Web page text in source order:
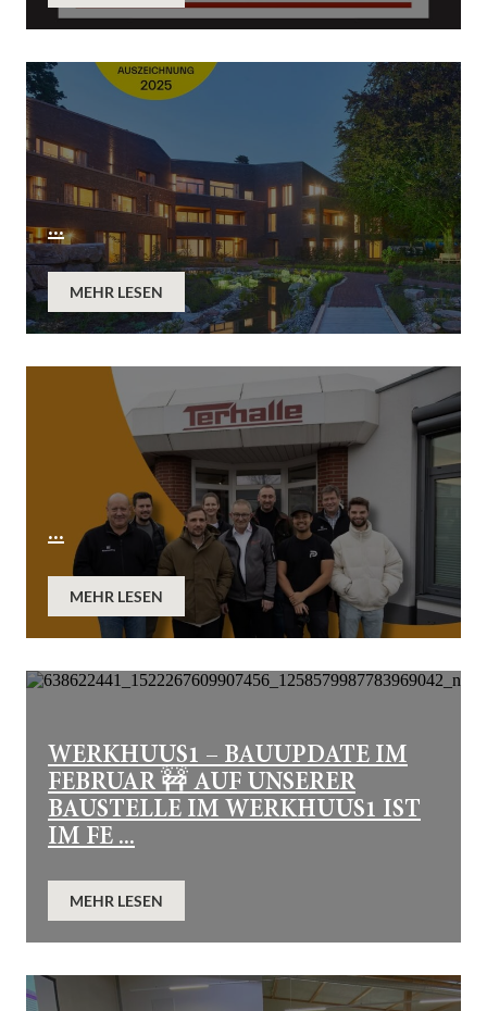
...
MEHR LESEN
...
MEHR LESEN
WERKHUUS1 – BAUUPDATE IM
FEBRUAR 🚧 AUF UNSERER
BAUSTELLE IM WERKHUUS1 IST
IM FE ...
MEHR LESEN